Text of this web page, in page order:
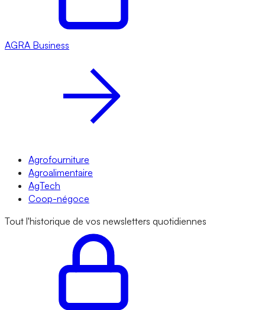
AGRA Business
Agrofourniture
Agroalimentaire
AgTech
Coop-négoce
Tout l'historique de vos newsletters quotidiennes